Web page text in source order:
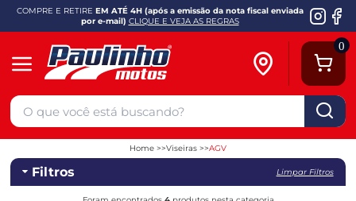
COMPRE E RETIRE EM ATÉ 4H (após a emissão da nota fiscal enviada
por e-mail) CLIQUE E VEJA AS REGRAS
0
Home Viseiras AGV
Filtros Limpar Filtros